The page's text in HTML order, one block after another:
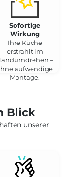
Sofortige
Wirkung
Ihre Küche
erstrahlt im
–
aufwendige
Montage.
Blick
unserer